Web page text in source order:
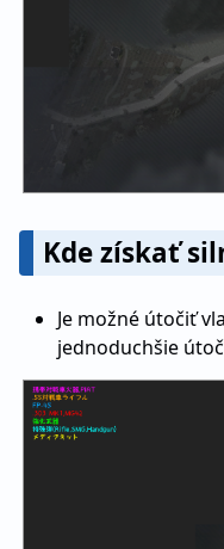
Kde získať
Je možné útočiť
jednoduchšie